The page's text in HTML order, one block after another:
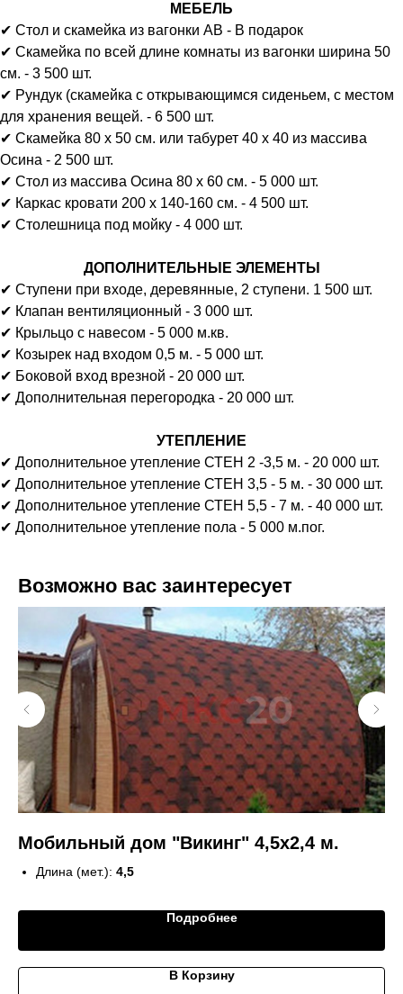
МЕБЕЛЬ
✔ Стол и скамейка из вагонки АВ - В подарок
✔ Скамейка по всей длине комнаты из вагонки ширина 50
см. - 3 500 шт.
✔ Рундук (скамейка с открывающимся сиденьем, с местом
для хранения вещей. - 6 500 шт.
✔ Скамейка 80 х 50 см. или табурет 40 х 40 из массива
Осина - 2 500 шт.
✔ Стол из массива Осина 80 х 60 см. - 5 000 шт.
✔ Каркас кровати 200 х 140-160 см. - 4 500 шт.
✔ Столешница под мойку - 4 000 шт.
ДОПОЛНИТЕЛЬНЫЕ ЭЛЕМЕНТЫ
✔ Ступени при входе, деревянные, 2 ступени. 1 500 шт.
✔ Клапан вентиляционный - 3 000 шт.
✔ Крыльцо с навесом - 5 000 м.кв.
✔ Козырек над входом 0,5 м. - 5 000 шт.
✔ Боковой вход врезной - 20 000 шт.
✔ Дополнительная перегородка - 20 000 шт.
УТЕПЛЕНИЕ
✔ Дополнительное утепление СТЕН 2 -3,5 м. - 20 000 шт.
✔ Дополнительное утепление СТЕН 3,5 - 5 м. - 30 000 шт.
✔ Дополнительное утепление СТЕН 5,5 - 7 м. - 40 000 шт.
✔ Дополнительное утепление пола - 5 000 м.пог.
Возможно вас заинтересует
Мобильный дом "Викинг" 4,5х2,4 м.
Длина (мет.): 4,5
Кол-во комнат:1
Подробнее
В Корзину